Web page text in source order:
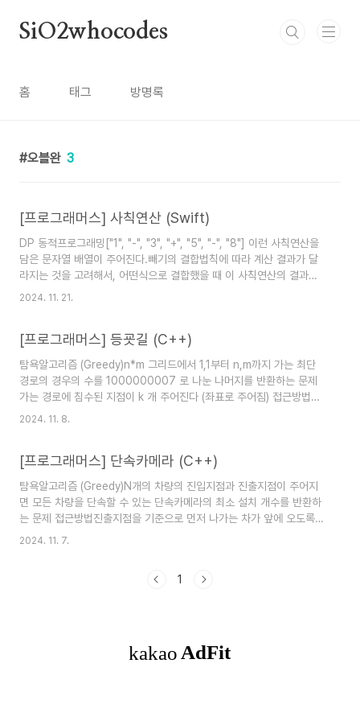
SiO2whocodes
홈 태그 방명록
오블완 3
[프로그래머스] 사칙연산 (Swift)
DP 동적프로그래밍["1", "-", "3", "+", "5", "-", "8"] 이런 사칙연산을
담은 문자열 배열이 주어진다.빼기의 결합법칙에 따라 계산 결과가 달
라지는 것을 고려해서, 어떤식으로 결합했을 때 이 사칙연산의 결과값
이 가장 큰 지그 최댓값을 반환하는 문제 접근방법
%EC%82%AC%EC%B9%99%EC%97%B0%EC%82%B0 [프
하지만, 빼기(-)는 결합법칙이 성립하지 않습니다.예를 들어 식 1 - 5 -
3은 연산 순서에 따라 다음과 같이 다른 결과를 가집..
2024. 11. 21.
[프로그래머스] 등굣길 (C++)
탐욕알고리즘 (Greedy)n*m 그리드에서 1,1부터 n,m까지 가는 최단
경로의 경우의 수를 1000000007 로 나눈 나머지를 반환하는 문제
가는 경로에 침수된 지점이 k 개 주어진다 (좌표로 주어짐) 접근방법
n*m만큼의 2차원 배열 map을 만들고, 0으로 초기화한 후, 침수된 지
경우 + 한칸 위쪽 자리까지 오는 경우, 이 두 경우의 수를 합한 경우
오는 데 최단거리의 경우의 수가 담긴다.(최단거리인지 체크하지 않는
이유는, n과 m이 1보다 크거나 같고, 오른쪽과 아래쪽으로 밖에..
2024. 11. 8.
[프로그래머스] 단속카메라 (C++)
탐욕알고리즘 (Greedy)N개의 차량의 진입지점과 진출지점이 주어지
면 모든 차량을 단속할 수 있는 단속카메라의 최소 설치 개수를 반환하
는 문제 접근방법진출지점을 기준으로 먼저 나가는 차가 앞에 오도록
차들을 정렬한 후에,첫번째 차 부터 이 차가 나가는 지점에 단속카메라
이 현재 단속카메라의 위치와 같거나 그 전에 위치하면,해당차는 이미
개수를 1 추가한다. 이렇게 반복문..
2024. 11. 7.
1